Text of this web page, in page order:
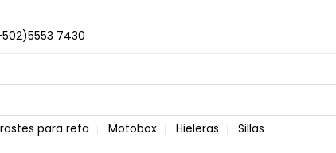
7430
para refa Motobox Hieleras Sillas